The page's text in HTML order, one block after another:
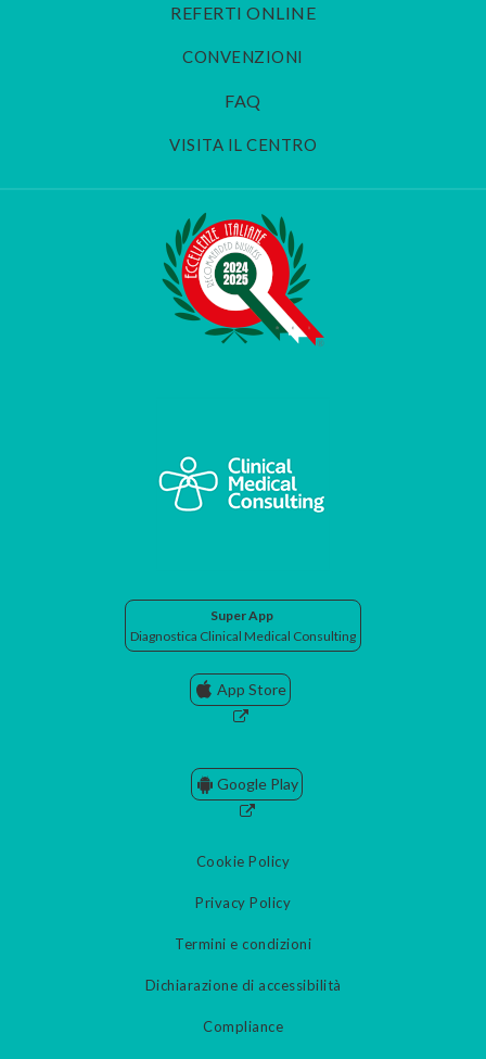
REFERTI ONLINE
CONVENZIONI
FAQ
VISITA IL CENTRO
Super App
Diagnostica Clinical Medical Consulting
App Store
Google Play
Cookie Policy
Privacy Policy
Termini e condizioni
Dichiarazione di accessibilità
Compliance